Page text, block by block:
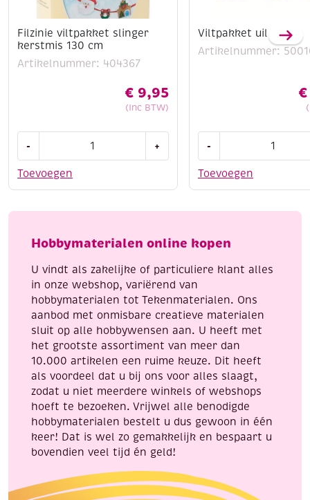
Filzinie viltpakket slinger
kerstmis 130 cm
Artikelnummer: 404367
€ 9,95
(Inc BTW)
Toevoegen
-
slinger
cm
+
Viltpakket uil
Artikelnummer:
€
Toevoegen
-
aantal
Hobbymaterialen online kopen
U vindt als zakelijke of particuliere klant alles
in onze webshop, variërend van
hobbymaterialen tot Tekenmaterialen. Ons
aanbod met onmisbare creatieve materialen
sluit op alle hobbywensen aan. U heeft met
het grootste assortiment van meer dan
10.000 artikelen een ruime keuze. Dit heeft
als voordeel dat u bij ons voor alles slaagt,
zodat u niet meerdere winkels of webshops
hoeft te bezoeken. Vrijwel alle benodigde
hobbymaterialen bestelt u dus gewoon in één
keer! Dat is wel zo gemakkelijk en bespaart u
bovendien veel tijd én geld!